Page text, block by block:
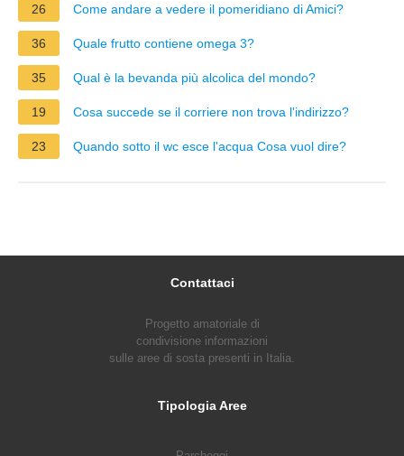
26 Come andare a vedere il pomeridiano di Amici?
36 Quale frutto contiene omega 3?
35 Qual è la bevanda più alcolica del mondo?
19 Cosa succede se il corriere non trova l'indirizzo?
23 Quando sotto il wc esce l'acqua Cosa vuol dire?
Contattaci
Progetto amatoriale di
condivisione informazioni
sulle aree di sosta presenti in Italia.
Tipologia Aree